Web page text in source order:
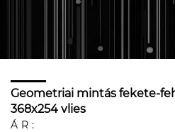
Geometriai mintás fekete-
368x254 vlies
ÁR: